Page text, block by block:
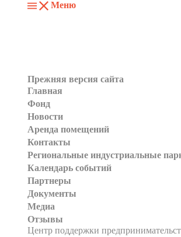
Меню
Прежняя версия сайта
Главная
Фонд
Новости
Аренда помещений
Контакты
Региональные индустриальные
Календарь событий
Партнеры
Документы
Медиа
Отзывы
Центр поддержки